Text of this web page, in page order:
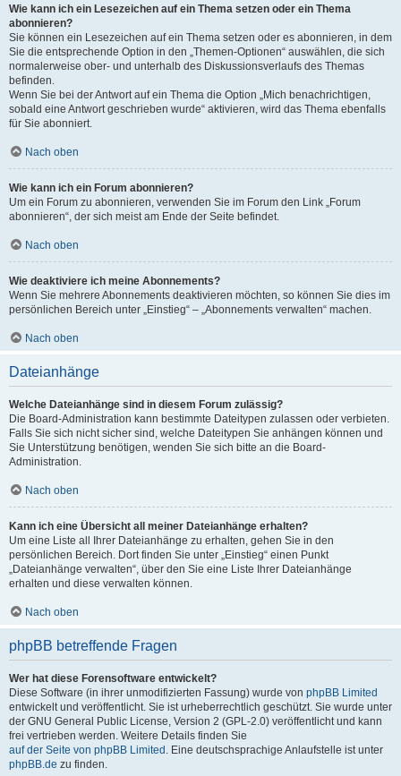
Wie kann ich ein Lesezeichen auf ein Thema setzen oder ein Thema
abonnieren?
Sie können ein Lesezeichen auf ein Thema setzen oder es abonnieren, in dem
Sie die entsprechende Option in den „Themen-Optionen“ auswählen, die sich
normalerweise ober- und unterhalb des Diskussionsverlaufs des Themas
befinden.
Wenn Sie bei der Antwort auf ein Thema die Option „Mich benachrichtigen,
sobald eine Antwort geschrieben wurde“ aktivieren, wird das Thema ebenfalls
für Sie abonniert.
Nach oben
Wie kann ich ein Forum abonnieren?
Um ein Forum zu abonnieren, verwenden Sie im Forum den Link „Forum
abonnieren“, der sich meist am Ende der Seite befindet.
Nach oben
Wie deaktiviere ich meine Abonnements?
Wenn Sie mehrere Abonnements deaktivieren möchten, so können Sie dies im
persönlichen Bereich unter „Einstieg“ – „Abonnements verwalten“ machen.
Nach oben
Dateianhänge
Welche Dateianhänge sind in diesem Forum zulässig?
Die Board-Administration kann bestimmte Dateitypen zulassen oder verbieten.
Falls Sie sich nicht sicher sind, welche Dateitypen Sie anhängen können und
Sie Unterstützung benötigen, wenden Sie sich bitte an die Board-
Administration.
Nach oben
Kann ich eine Übersicht all meiner Dateianhänge erhalten?
Um eine Liste all Ihrer Dateianhänge zu erhalten, gehen Sie in den
persönlichen Bereich. Dort finden Sie unter „Einstieg“ einen Punkt
„Dateianhänge verwalten“, über den Sie eine Liste Ihrer Dateianhänge
erhalten und diese verwalten können.
Nach oben
phpBB betreffende Fragen
Wer hat diese Forensoftware entwickelt?
Diese Software (in ihrer unmodifizierten Fassung) wurde von phpBB Limited
entwickelt und veröffentlicht. Sie ist urheberrechtlich geschützt. Sie wurde unter
der GNU General Public License, Version 2 (GPL-2.0) veröffentlicht und kann
frei vertrieben werden. Weitere Details finden Sie
auf der Seite von phpBB Limited . Eine deutschsprachige Anlaufstelle ist unter
phpBB.de zu finden.